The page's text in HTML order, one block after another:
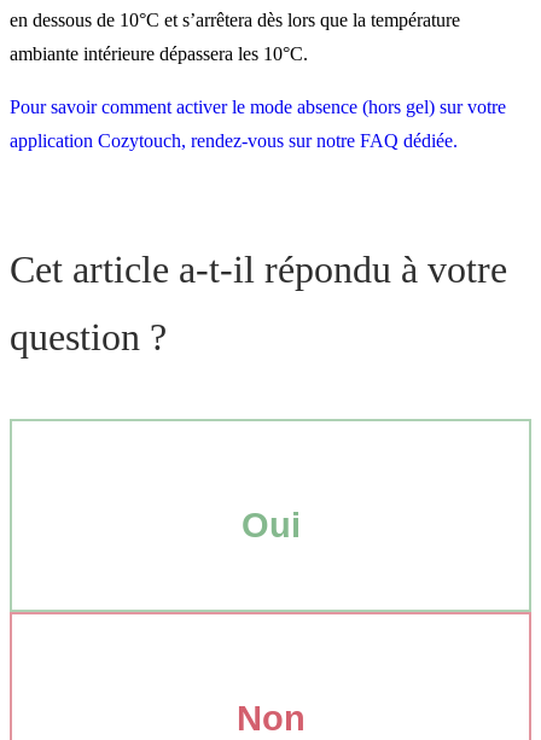
en dessous de 10°C et s’arrêtera dès lors que la température
ambiante intérieure dépassera les 10°C.
Pour savoir comment activer le mode absence (hors gel) sur votre
application Cozytouch, rendez-vous sur notre FAQ dédiée.
Cet article a-t-il répondu à votre
question ?
Oui
Non